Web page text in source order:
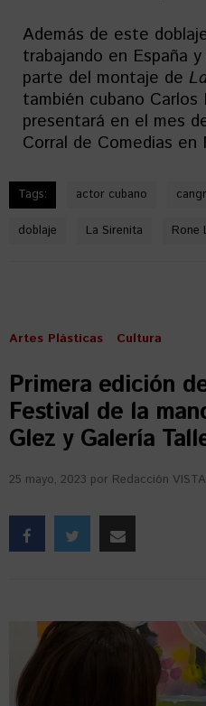
Además de este
trabajando en España
parte del montaje de
también cubano Carlos
presentará en el mes
Corral de Comedias en
Tags: actor cubano
doblaje La Sirenita Rone
Artes Plásticas Cultura
Primera edición
Festival de la
Glez y Galería
25 mayo, 2023 por Redacción